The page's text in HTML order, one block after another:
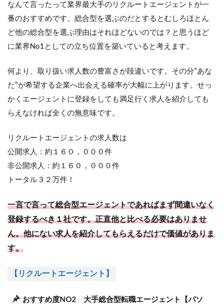
なんて言ったって業界最大手のリクルートエージェントが一
番のおすすめです。総合型を選ぶのだとするとむしろほとん
ど他の総合型を選ぶ理由はそれほどないのでは？と思うほど
に業界No1としての立ち位置を築いていると考えます。
何より、取り扱い求人数の豊富さが段違いです。その分”あな
た”が希望する企業へ出会える確率が大幅に上がります。せっ
かくエージェントに登録をしても満足行く求人を紹介しても
らえなければ全くの無意味です。
リクルートエージェントの求人数は
公開求人：約１６０，０００件
非公開求人：約１６０，０００件
トータル３２万件！
一言で言って総合型エージェントであればまず間違いなく
登録するべき１社です。正直他と比べる必要はありませ
ん。他にない求人を紹介してもらえるだけで価値がありま
す。
【リクルートエージェント】
おすすめ度NO2 大手総合型転職エージェント【パソ